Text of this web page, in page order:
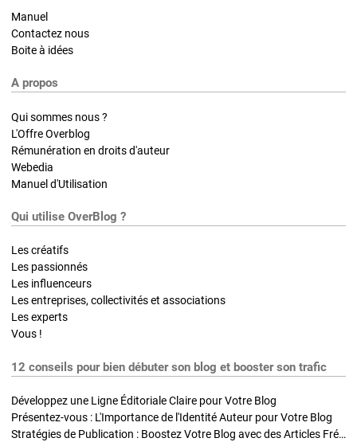
Manuel
Contactez nous
Boite à idées
A propos
Qui sommes nous ?
L'Offre Overblog
Rémunération en droits d'auteur
Webedia
Manuel d'Utilisation
Qui utilise OverBlog ?
Les créatifs
Les passionnés
Les influenceurs
Les entreprises, collectivités et associations
Les experts
Vous !
12 conseils pour bien débuter son blog et booster son trafic
Développez une Ligne Éditoriale Claire pour Votre Blog
Présentez-vous : L'Importance de l'Identité Auteur pour Votre Blog
Stratégies de Publication : Boostez Votre Blog avec des Articles Fréquents et Exclusifs